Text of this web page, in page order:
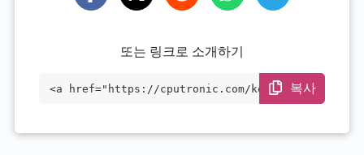
또는 링크로 소개하기
<a href="https://cputronic.com/ko/cpu/in
복사